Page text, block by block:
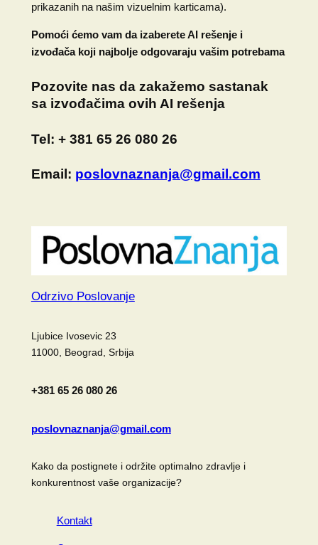
prikazanih na našim vizuelnim karticama).
Pomoći ćemo vam da izaberete AI rešenje i
izvođača koji najbolje odgovaraju vašim potrebama
Pozovite nas da zakažemo sastanak
sa izvođačima ovih AI rešenja
Tel: + 381 65 26 080 26
Email: poslovnaznanja@gmail.com
Odrzivo Poslovanje
Ljubice Ivosevic 23
11000, Beograd, Srbija
+381 65 26 080 26
poslovnaznanja@gmail.com
Kako da postignete i održite optimalno zdravlje i
konkurentnost vaše organizacije?
Kontakt